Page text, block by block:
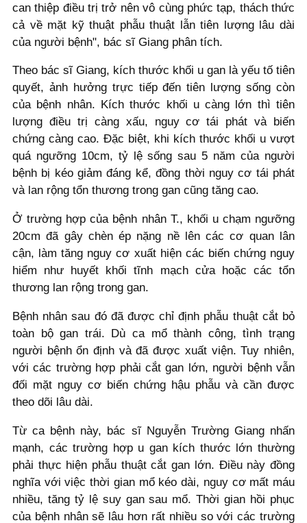
can thiệp điều trị trở nên vô cùng phức tạp, thách thức
cả về mặt kỹ thuật phẫu thuật lẫn tiên lượng lâu dài
của người bệnh", bác sĩ Giang phân tích.
Theo bác sĩ Giang, kích thước khối u gan là yếu tố tiên
quyết, ảnh hưởng trực tiếp đến tiên lượng sống còn
của bệnh nhân. Kích thước khối u càng lớn thì tiên
lượng điều trị càng xấu, nguy cơ tái phát và biến
chứng càng cao. Đặc biệt, khi kích thước khối u vượt
quá ngưỡng 10cm, tỷ lệ sống sau 5 năm của người
bệnh bị kéo giảm đáng kể, đồng thời nguy cơ tái phát
và lan rộng tổn thương trong gan cũng tăng cao.
Ở trường hợp của bệnh nhân T., khối u chạm ngưỡng
20cm đã gây chèn ép nặng nề lên các cơ quan lân
cận, làm tăng nguy cơ xuất hiện các biến chứng nguy
hiểm như huyết khối tĩnh mạch cửa hoặc các tổn
thương lan rộng trong gan.
Bệnh nhân sau đó đã được chỉ định phẫu thuật cắt bỏ
toàn bộ gan trái. Dù ca mổ thành công, tình trạng
người bệnh ổn định và đã được xuất viện. Tuy nhiên,
với các trường hợp phải cắt gan lớn, người bệnh vẫn
đối mặt nguy cơ biến chứng hậu phẫu và cần được
theo dõi lâu dài.
Từ ca bệnh này, bác sĩ Nguyễn Trường Giang nhấn
mạnh, các trường hợp u gan kích thước lớn thường
phải thực hiện phẫu thuật cắt gan lớn. Điều này đồng
nghĩa với việc thời gian mổ kéo dài, nguy cơ mất máu
nhiều, tăng tỷ lệ suy gan sau mổ. Thời gian hồi phục
của bệnh nhân sẽ lâu hơn rất nhiều so với các trường